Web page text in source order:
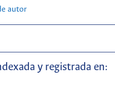
autor
y registrada en: